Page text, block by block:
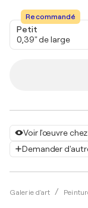
Voir l'œuvre
Demander
Galerie d'art
Recommandé
Petit
0,39" de large